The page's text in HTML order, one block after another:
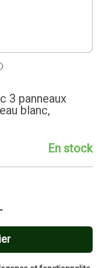
3 panneaux
blanc,
En stock